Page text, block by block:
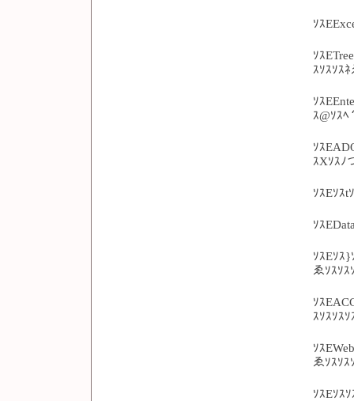
ｿｽ
ｿｽ
ｽｿｽｿｽﾈ
ｿｽ
ｽ@ｿｽﾍ
ｿｽ
ｽXｿｽﾉ
ｿｽEｿｽt
ｿｽ
ｿｽEｿｽ}
ゑｿｽｿｽ
ｿｽ
ｽｿｽｿｽ
ｿｽ
ゑｿｽｿｽ
ｿｽEｿｽ